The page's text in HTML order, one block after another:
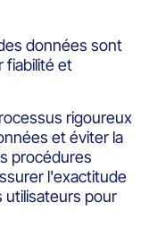
données sont
fiabilité et
rigoureux
et éviter la
procédures
l'exactitude
pour